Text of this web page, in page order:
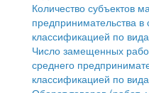
Здравоохранение
Социальная защита
Фотоальбом
Муниципальный контроль
Муниципальные услуги
Проекты
среднего
Информационная
среднего
Количество субъектов
предпринимательства в
классификацией по
Число замещенных
среднего
классификацией по